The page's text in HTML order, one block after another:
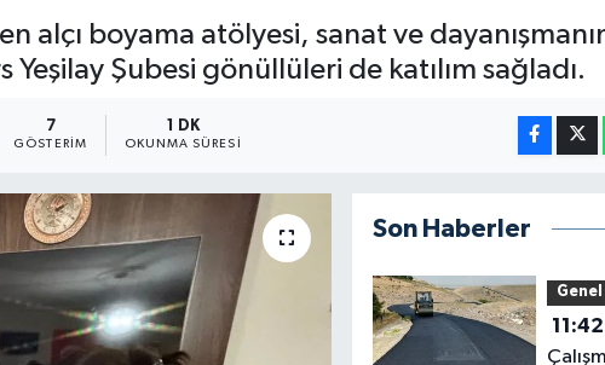
alçı boyama atölyesi, sanat ve
Şubesi gönüllüleri de katılım sağladı.
7
GÖSTERIM
1 DK
OKUNMA SÜRESI
Son Haberler
Genel
11:42